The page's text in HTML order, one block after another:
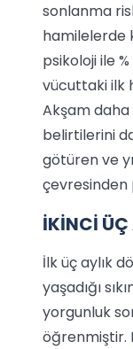
sonlanma
hamilelerde
psikoloji ile
vücuttaki ilk
Akşam
belirtilerini
götüren ve
çevresinden
İKİNCİ ÜÇ
İlk üç aylık
yaşadığı
yorgunluk
öğrenmiştir.